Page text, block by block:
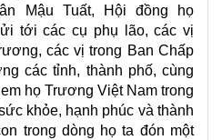
Mậu Tuất, Hội đồng họ
tới các cụ phụ lão, các vị
các vị trong Ban Chấp
các tỉnh, thành phố, cùng
họ Trương Việt Nam trong
khỏe, hạnh phúc và thành
trong dòng họ ta đón một